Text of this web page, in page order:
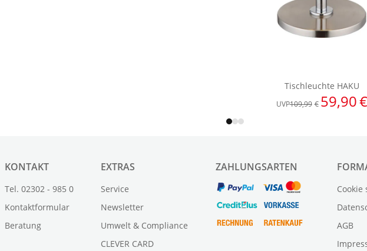
KONTAKT
Tel. 02302 - 985 0
Kontaktformular
Beratung
EXTRAS
Service
Newsletter
Umwelt & Compliance
CLEVER CARD
ZAHLUNGSARTEN
Cookie
AGB